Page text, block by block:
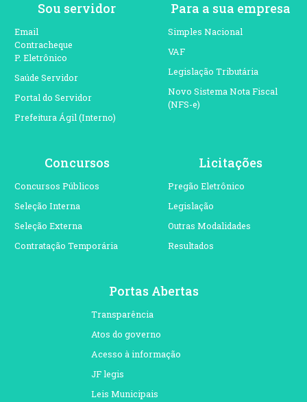
Sou servidor
Email
Contracheque
P. Eletrônico
Saúde Servidor
Portal do Servidor
Prefeitura Ágil (Interno)
Para a sua empresa
Simples Nacional
VAF
Legislação Tributária
Novo Sistema Nota Fiscal
(NFS-e)
Concursos
Concursos Públicos
Seleção Interna
Seleção Externa
Contratação Temporária
Licitações
Pregão Eletrônico
Legislação
Outras Modalidades
Resultados
Portas Abertas
Transparência
Atos do governo
Acesso à informação
JF legis
Leis Municipais